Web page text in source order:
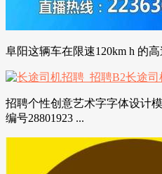
阜阳这辆车在限速120km h 的
招聘个性创意艺术字字体设计
编号28801923 ...